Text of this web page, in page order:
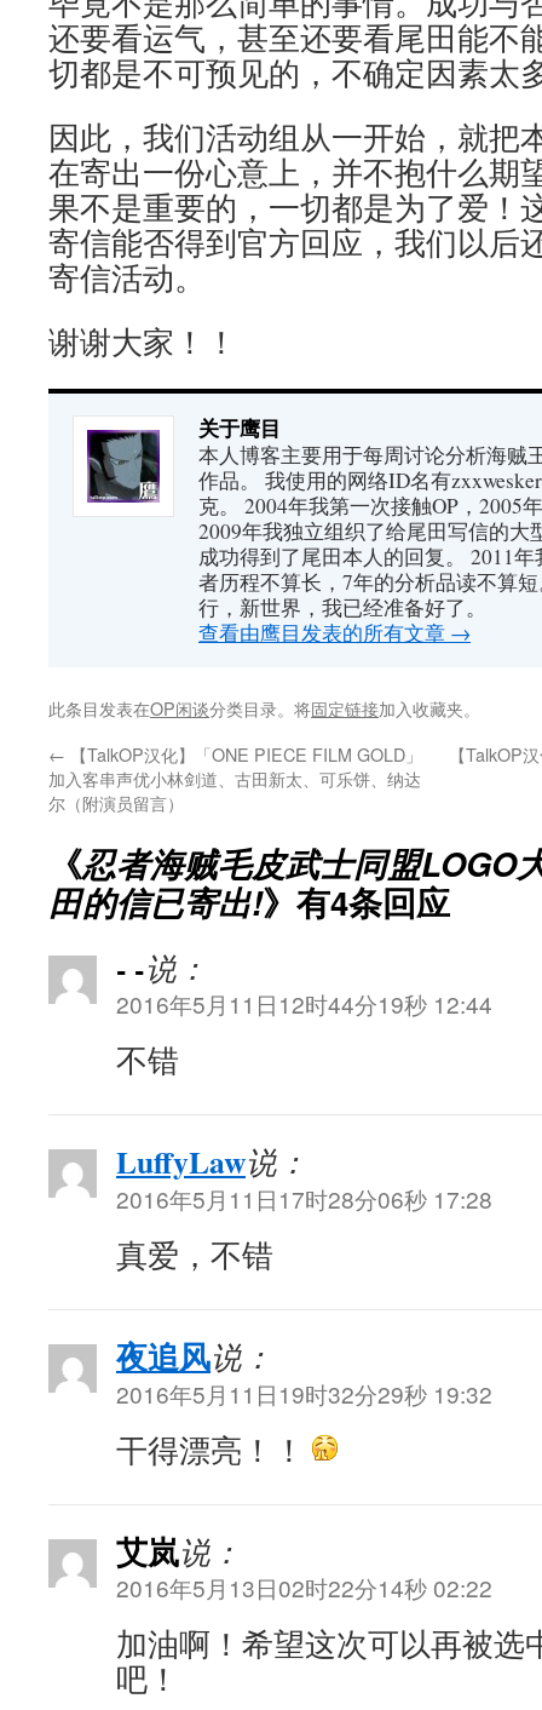
还要看运气，甚至还要看尾田能不
切都是不可预见的，不确定因素太
因此，我们活动组从一开始，就把
在寄出一份心意上，并不抱什么期
果不是重要的，一切都是为了爱！
寄信能否得到官方回应，我们以后
寄信活动。
谢谢大家！！
关于鹰目
本人博客主要用于每周讨论分析海贼
作品。 我使用的网络ID名有
克。 2004年我第一次接触OP，2005
2009年我独立组织了给尾田写信的大
成功得到了尾田本人的回复。 2011
者历程不算长，7年的分析品读不算
行，新世界，我已经准备好了。
查看由鹰目发表的所有文章 →
此条目发表在OP闲谈分类目录。将固定链接加入收藏夹。
← 【TalkOP汉化】「ONE PIECE FILM GOLD」
加入客串声优小林剑道、古田新太、可乐饼、纳达
尔（附演员留言）
【TalkOP
《忍者海贼毛皮武士同盟LOGO
田的信已寄出!》有4条回应
- -说：
2016年5月11日12时44分19秒 12:44
不错
LuffyLaw说：
2016年5月11日17时28分06秒 17:28
真爱，不错
夜追风说：
2016年5月11日19时32分29秒 19:32
干得漂亮！！
艾岚说：
2016年5月13日02时22分14秒 02:22
加油啊！希望这次可以再被选
吧！